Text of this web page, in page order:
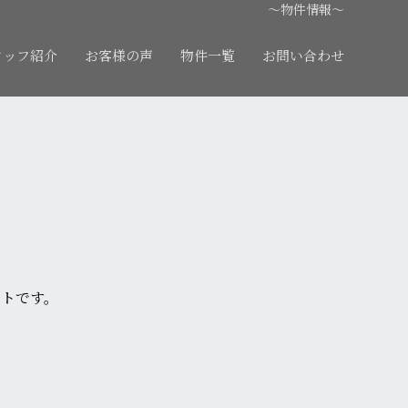
～物件情報～
ッフ紹介 お客様の声 物件一覧 お問い合わせ
です。